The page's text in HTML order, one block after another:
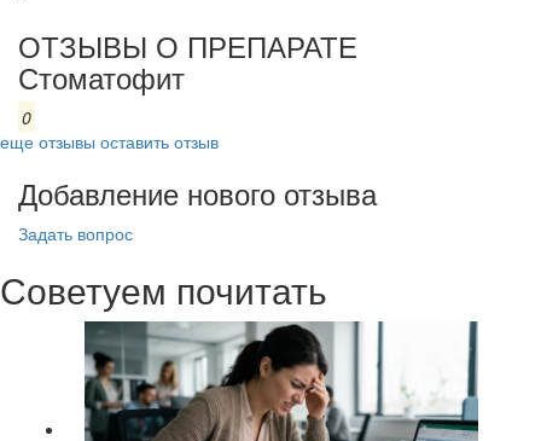
ОТЗЫВЫ О ПРЕПАРАТЕ
Стоматофит
0
еще отзывы оставить отзыв
Добавление нового отзыва
Задать вопрос
Советуем почитать